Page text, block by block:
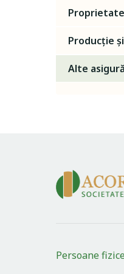
Proprietate
Producție
Alte
Persoane fizice